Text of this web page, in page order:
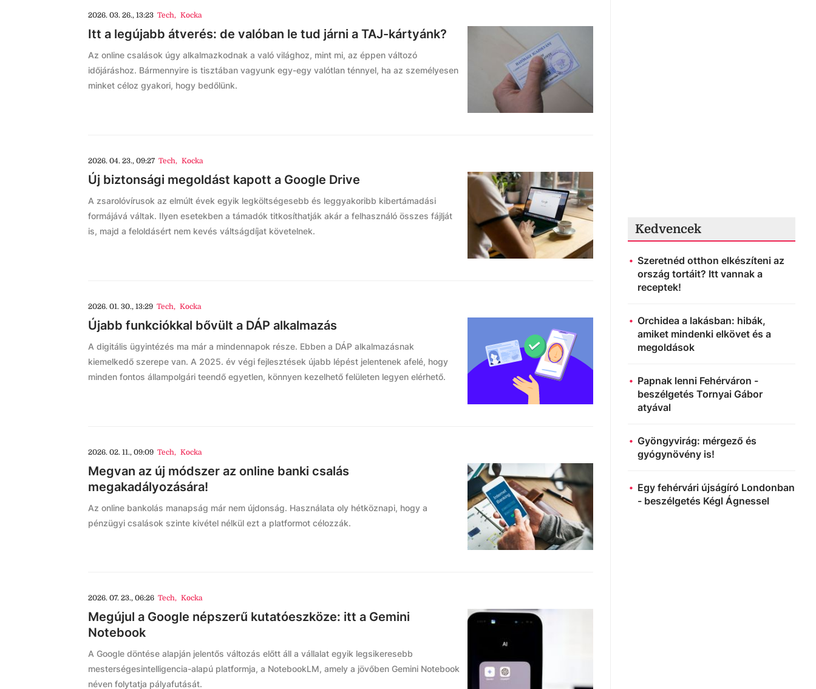
2026. 03. 26., 13:23 Tech, Kocka
Itt a legújabb átverés: de valóban le tud járni a TAJ-kártyánk?
Az online csalások úgy alkalmazkodnak a való világhoz, mint mi, az éppen változó
időjáráshoz. Bármennyire is tisztában vagyunk egy-egy valótlan ténnyel, ha az személyesen
minket céloz gyakori, hogy bedőlünk.
2026. 04. 23., 09:27 Tech, Kocka
Új biztonsági megoldást kapott a Google Drive
A zsarolóvírusok az elmúlt évek egyik legköltségesebb és leggyakoribb kibertámadási
formájává váltak. Ilyen esetekben a támadók titkosíthatják akár a felhasználó összes fájlját
is, majd a feloldásért nem kevés váltságdíjat követelnek.
2026. 01. 30., 13:29 Tech, Kocka
Újabb funkciókkal bővült a DÁP alkalmazás
A digitális ügyintézés ma már a mindennapok része. Ebben a DÁP alkalmazásnak
kiemelkedő szerepe van. A 2025. év végi fejlesztések újabb lépést jelentenek afelé, hogy
minden fontos állampolgári teendő egyetlen, könnyen kezelhető felületen legyen elérhető.
2026. 02. 11., 09:09 Tech, Kocka
Megvan az új módszer az online banki csalás
megakadályozására!
Az online bankolás manapság már nem újdonság. Használata oly hétköznapi, hogy a
pénzügyi csalások szinte kivétel nélkül ezt a platformot célozzák.
2026. 07. 23., 06:26 Tech, Kocka
Megújul a Google népszerű kutatóeszköze: itt a Gemini
Notebook
A Google döntése alapján jelentős változás előtt áll a vállalat egyik legsikeresebb
mesterségesintelligencia-alapú platformja, a NotebookLM, amely a jövőben Gemini Notebook
néven folytatja pályafutását.
Kedvencek
Szeretnéd otthon elkészíteni az
ország tortáit? Itt vannak a
receptek!
Orchidea a lakásban: hibák,
amiket mindenki elkövet és a
megoldások
Papnak lenni Fehérváron -
beszélgetés Tornyai Gábor
atyával
Gyöngyvirág: mérgező és
gyógynövény is!
Egy fehérvári újságíró Londonban
- beszélgetés Kégl Ágnessel